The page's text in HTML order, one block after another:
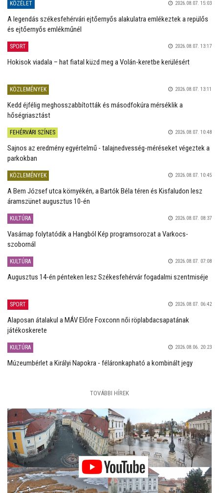
KÖZÉLET 2026.08.07. 15:03
A legendás székesfehérvári ejtőernyős alakulatra emlékeztek a repülős
és ejtőernyős emlékműnél
SPORT 2026.08.07. 13:17
Hokisok viadala – hat fiatal küzd meg a Volán-keretbe kerülésért
KÖZLEMÉNYEK 2026.08.07. 13:11
Kedd éjfélig meghosszabbították és másodfokúra mérséklik a
hőségriasztást
FEHÉRVÁRI SZÍNES 2026.08.07. 10:48
Sajnos az eredmény egyértelmű - talajnedvesség-méréseket végeztek a
parkokban
KÖZLEMÉNYEK 2026.08.07. 10:45
A Bem József utca környékén, a Bartók Béla téren és Kisfaludon lesz
áramszünet augusztus 10-én
KULTÚRA 2026.08.07. 08:37
Vasárnap folytatódik a Hangból Kép programsorozat a Varkocs-
szobornál
KULTÚRA 2026.08.07. 07:08
Augusztus 14-én pénteken lesz Székesfehérvár fogadalmi szentmiséje
SPORT 2026.08.07. 06:42
Alaposan átalakul a MÁV Előre Foxconn női röplabdacsapatának
játékoskerete
KULTÚRA 2026.08.06. 20:23
Múzeumbérlet a Királyi Napokra - féláronkapható a kombinált jegy
TOVÁBBI HÍREK